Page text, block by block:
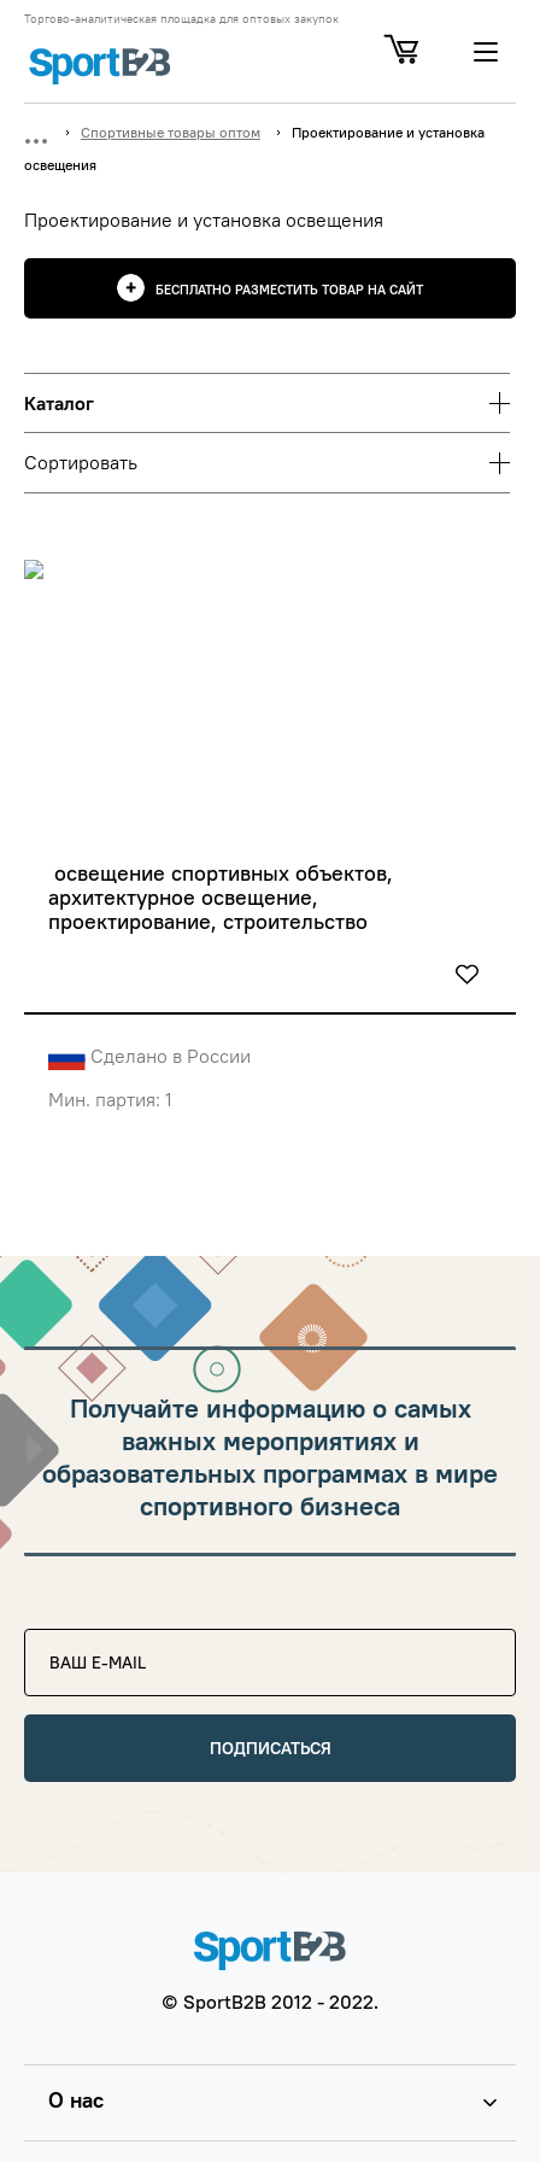
Торгово-аналитическая площадка для оптовых закупок
Спортивные товары оптом
Проектирование и установка
освещения
Проектирование и установка освещения
БЕСПЛАТНО РАЗМЕСТИТЬ ТОВАР НА САЙТ
Каталог
Сортировать
архитектурное освещение,
проектирование, строительство
Сделано в России
Мин. партия: 1
Получайте информацию о самых
важных мероприятиях и
образовательных программах в мире
спортивного бизнеса
ПОДПИСАТЬСЯ
© SportB2B 2012 - 2022.
О нас